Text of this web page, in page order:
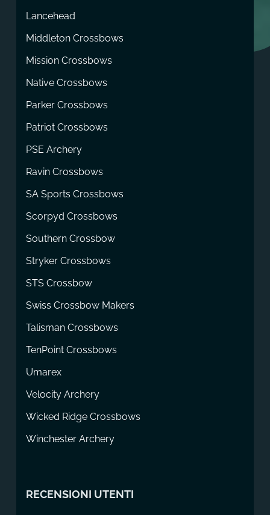
Lancehead
Middleton Crossbows
Mission Crossbows
Native Crossbows
Parker Crossbows
Patriot Crossbows
PSE Archery
Ravin Crossbows
SA Sports Crossbows
Scorpyd Crossbows
Southern Crossbow
Stryker Crossbows
STS Crossbow
Swiss Crossbow Makers
Talisman Crossbows
TenPoint Crossbows
Umarex
Velocity Archery
Wicked Ridge Crossbows
Winchester Archery
RECENSIONI UTENTI